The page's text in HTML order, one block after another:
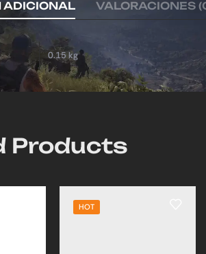
ADICIONAL VALORACIONES
0.15 kg
Products
HOT